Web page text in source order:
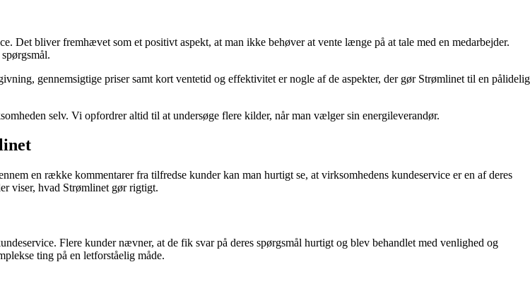
Det bliver fremhævet som et positivt aspekt, at man ikke behøver at vente længe på at tale med en medarbejder.
gennemsigtige priser samt kort ventetid og effektivitet er nogle af de aspekter, der gør Strømlinet til en pålidelig
selv. Vi opfordrer altid til at undersøge flere kilder, når man vælger sin energileverandør.
en række kommentarer fra tilfredse kunder kan man hurtigt se, at virksomhedens kundeservice er en af deres
viser, hvad Strømlinet gør rigtigt.
Flere kunder nævner, at de fik svar på deres spørgsmål hurtigt og blev behandlet med venlighed og
ting på en letforståelig måde.